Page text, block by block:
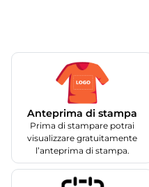
Anteprima di stampa
Prima di stampare potrai
visualizzare gratuitamente
l’anteprima di stampa.